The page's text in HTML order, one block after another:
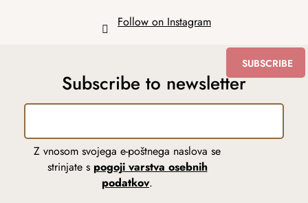
Follow on Instagram
Subscribe to newsletter
Z vnosom svojega e-poštnega naslova se
strinjate s pogoji varstva osebnih
podatkov.
SUBSCRIBE